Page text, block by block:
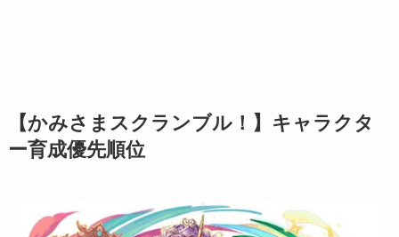
【かみさまスクランブル！】キャラクタ
ー育成優先順位